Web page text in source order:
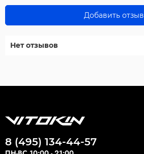
Добавить отзыв
Нет отзывов
8 (495) 134-44-57